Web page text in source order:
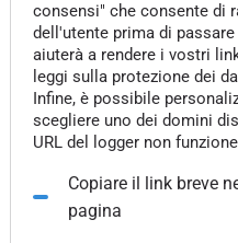
consensi" che consente di
dell'utente prima di
aiuterà a rendere i vostri
leggi sulla protezione dei
Infine, è possibile
scegliere uno dei domini
URL del logger non
Copiare il link breve
pagina